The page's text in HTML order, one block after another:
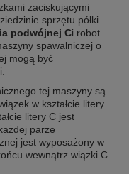
zaciskującymi
sprzętu półki
podwójnej Ci robot
spawalniczej o
mogą być
tej maszyny są
w kształcie litery
litery C jest
parze
jest wyposażony w
wewnątrz wiązki C